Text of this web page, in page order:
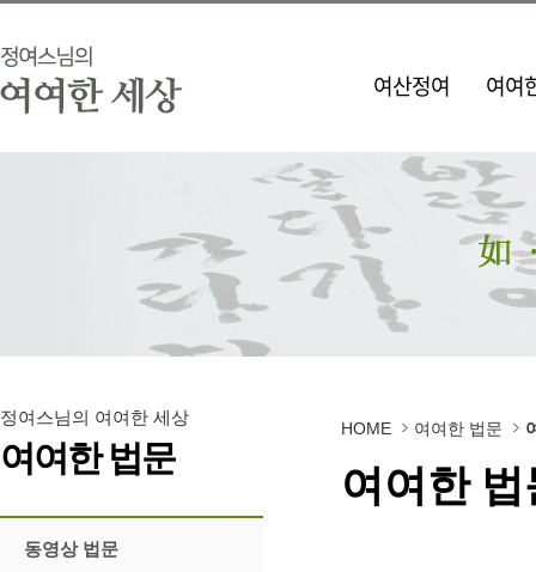
여산정여 여여
정여스님의 여여한 세상
여여한 법문
동영상 법문
HOME 여여한 법문
여여한 법